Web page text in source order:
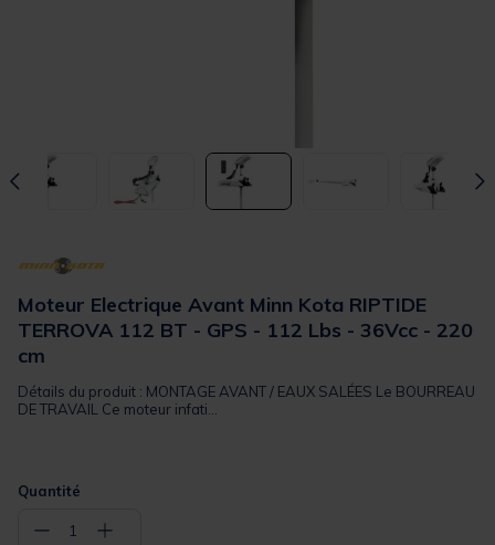
Moteur Electrique Avant Minn Kota RIPTIDE
TERROVA 112 BT - GPS - 112 Lbs - 36Vcc - 220
cm
Détails du produit : MONTAGE AVANT / EAUX SALÉES Le BOURREAU
DE TRAVAIL Ce moteur infati...
Quantité
− 1 +